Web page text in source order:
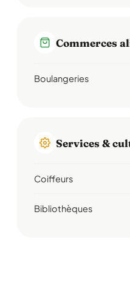
Commerces
Boulangeries
Services &
Coiffeurs
Bibliothèques